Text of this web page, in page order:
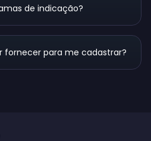
de indicação?
fornecer para me cadastrar?